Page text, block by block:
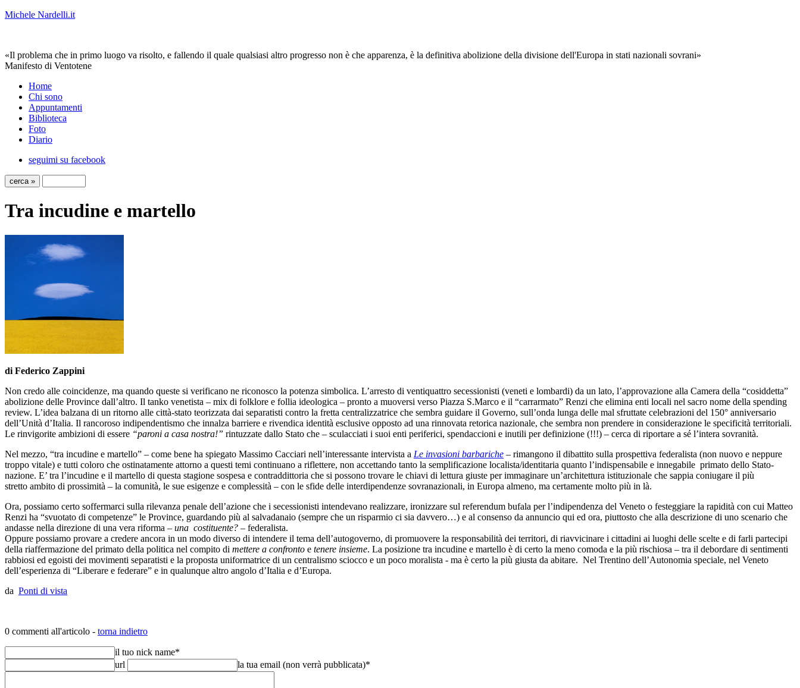
Michele Nardelli.it
«Il problema che in primo luogo va risolto, e fallendo il quale qualsiasi altro progresso non è che apparenza, è la definitiva abolizione della divisione dell'Europa in stati nazionali sovrani»
Manifesto di Ventotene
Home
Chi sono
Appuntamenti
Biblioteca
Foto
Diario
seguimi su facebook
Tra incudine e martello
di Federico Zappini
Non credo alle coincidenze, ma quando queste si verificano ne riconosco la potenza simbolica. L’arresto di ventiquattro secessionisti (veneti e lombardi) da un lato, l’approvazione alla Camera della “cosiddetta”
abolizione delle Province dall’altro. Il tanko venetista – mix di folklore e follia ideologica – pronto a muoversi verso Piazza S.Marco e il “carrarmato” Renzi che elimina enti locali nel sacro nome della spending
review. L’idea balzana di un ritorno alle città-stato teorizzata dai separatisti contro la fretta centralizzatrice che sembra guidare il Governo, sull’onda lunga delle mal sfruttate celebrazioni del 150° anniversario
dell’Unità d’Italia. Il rancoroso indipendentismo che innalza barriere e rivendica identità esclusive opposto ad una rinnovata retorica nazionale, che sembra non prendere in considerazione le specificità territoriali.
Le rinvigorite ambizioni di essere “paroni a casa nostra!” rintuzzate dallo Stato che – sculacciati i suoi enti periferici, spendaccioni e inutili per definizione (!!!) – cerca di riportare a sé l’intera sovranità.
Nel mezzo, “tra incudine e martello” – come bene ha spiegato Massimo Cacciari nell’interessante intervista a Le invasioni barbariche – rimangono il dibattito sulla prospettiva federalista (non nuovo e neppure
troppo vitale) e tutti coloro che ostinatamente attorno a questi temi continuano a riflettere, non accettando tanto la semplificazione localista/identitaria quanto l’indispensabile e innegabile primato dello Stato-
nazione. E’ tra l’incudine e il martello di questa stagione sospesa e contraddittoria che si possono trovare le chiavi di lettura giuste per immaginare un’architettura istituzionale che sappia coniugare il più
stretto ambito di prossimità – la comunità, le sue esigenze e complessità – con le sfide delle interdipendenze sovranazionali, in Europa almeno, ma certamente molto più in là.
Ora, possiamo certo soffermarci sulla rilevanza penale dell’azione che i secessionisti intendevano realizzare, ironizzare sul referendum bufala per l’indipendenza del Veneto o festeggiare la rapidità con cui Matteo
Renzi ha “svuotato di competenze” le Province, guardando più al salvadanaio (sempre che un risparmio ci sia davvero…) e al consenso da annuncio qui ed ora, piuttosto che alla descrizione di uno scenario che
andasse nella direzione di una vera riforma – una costituente? – federalista.
Oppure possiamo provare a credere ancora in un modo diverso di intendere il tema dell’autogoverno, di promuovere la responsabilità dei territori, di riavvicinare i cittadini ai luoghi delle scelte e di farli partecipi
della riaffermazione del primato della politica nel compito di mettere a confronto e tenere insieme. La posizione tra incudine e martello è di certo la meno comoda e la più rischiosa – tra il debordare di sentimenti
rabbiosi ed egoisti dei movimenti separatisti e la proposta uniformatrice di un centralismo sciocco e un poco moralista - ma è certo la più giusta da abitare. Nel Trentino dell’Autonomia speciale, nel Veneto
dell’esperienza di “Liberare e federare” e in qualunque altro angolo d’Italia e d’Europa.
da Ponti di vista
0 commenti all'articolo - torna indietro
il tuo nick name*
url
la tua email (non verrà pubblicata)*